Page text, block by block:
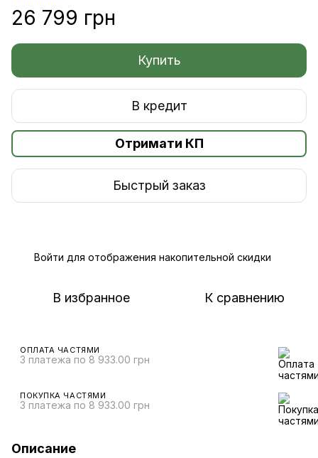
26 799 грн
Купить
В кредит
Отримати КП
Быстрый заказ
Войти для отображения накопительной скидки
В избранное К сравнению
ОПЛАТА ЧАСТЯМИ
3 платежа по 8 933.00 грн
ПОКУПКА ЧАСТЯМИ
3 платежа по 8 933.00 грн
Описание